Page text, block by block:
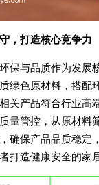
，打造核心竞争力
保与品质作为发展
绿色原材料，搭配
关产品符合行业高
量管控，从原材料
确保产品品质稳定
打造健康安全的家